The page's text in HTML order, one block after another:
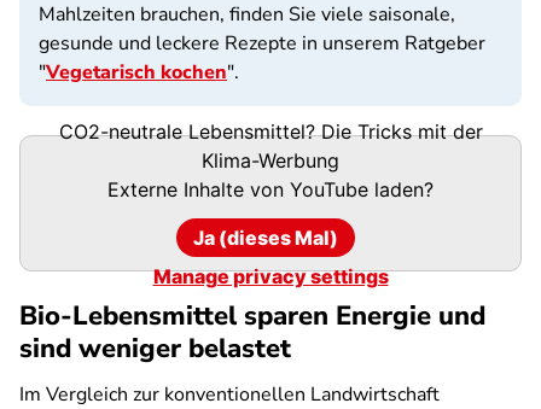
Mahlzeiten brauchen, finden Sie viele saisonale,
gesunde und leckere Rezepte in unserem Ratgeber
"Vegetarisch kochen".
CO2-neutrale Lebensmittel? Die Tricks mit der
Klima-Werbung
Externe Inhalte von YouTube laden?
Ja (dieses Mal)
Manage privacy settings
Bio-Lebensmittel sparen Energie und
sind weniger belastet
Im Vergleich zur konventionellen Landwirtschaft